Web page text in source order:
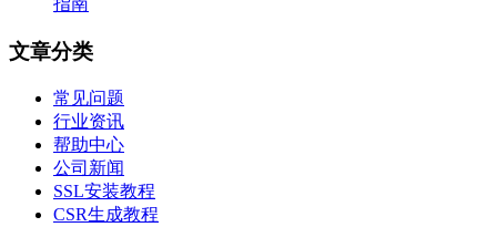
指南
文章分类
常见问题
行业资讯
帮助中心
公司新闻
SSL安装教程
CSR生成教程